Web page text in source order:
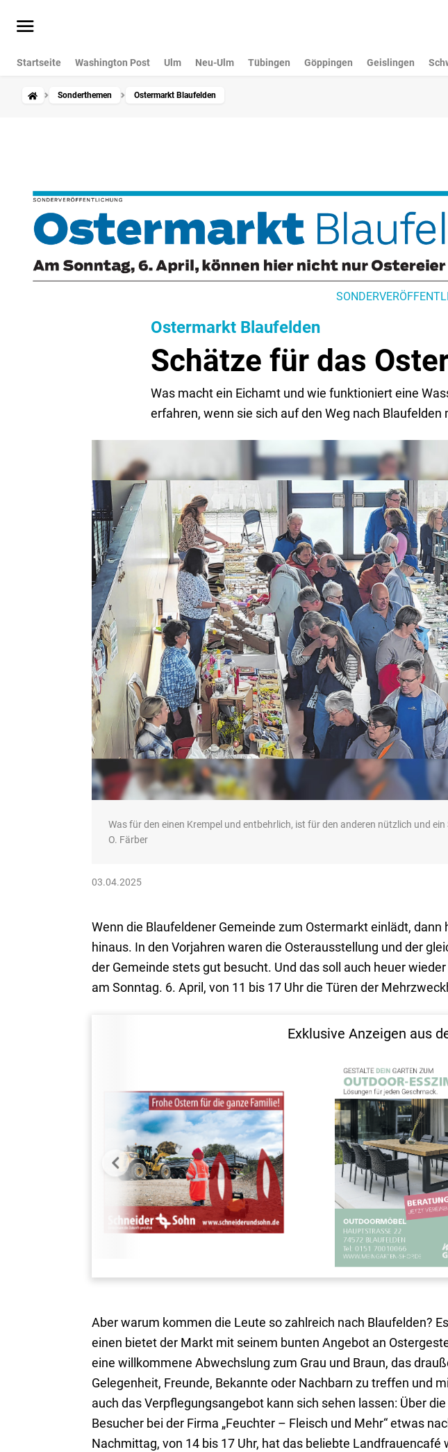
Startseite Washington Post Ulm Neu-Ulm Tübingen Göppingen Geislingen
Sonderthemen Ostermarkt Blaufelden
Ostermarkt Blaufelden
Schätze für das
Was macht ein Eichamt und wie funktioniert eine
erfahren, wenn sie sich auf den Weg nach
Was für den einen Krempel und entbehrlich, ist für den anderen nützlich und
O. Färber
03.04.2025
Wenn die Blaufeldener Gemeinde zum Ostermarkt einlädt,
hinaus. In den Vorjahren waren die Osterausstellung und der
der Gemeinde stets gut besucht. Und das soll auch heuer
am Sonntag. 6. April, von 11 bis 17 Uhr die Türen der
Exklusive Anzeigen aus
Aber warum kommen die Leute so zahlreich nach Blaufelden?
einen bietet der Markt mit seinem bunten Angebot an
eine willkommene Abwechslung zum Grau und Braun, das
Gelegenheit, Freunde, Bekannte oder Nachbarn zu treffen und
auch das Verpflegungsangebot kann sich sehen lassen: Über
Besucher bei der Firma „Feuchter – Fleisch und Mehr“ etwas
Nachmittag, von 14 bis 17 Uhr, hat das beliebte Landfrauencafé